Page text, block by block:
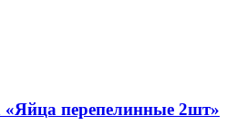
перепелинные 2шт»